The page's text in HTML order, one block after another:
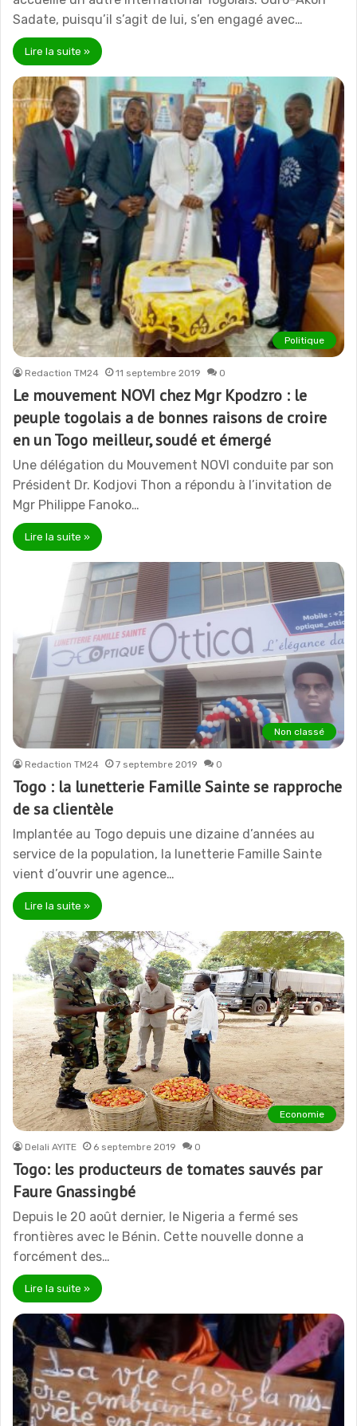
Sadate, puisqu’il s’agit de lui, s’en engagé avec…
Lire la suite »
Politique
Redaction TM24 11 septembre 2019 0
Le mouvement NOVI chez Mgr Kpodzro : le
peuple togolais a de bonnes raisons de croire
en un Togo meilleur, soudé et émergé
Une délégation du Mouvement NOVI conduite par son
Président Dr. Kodjovi Thon a répondu à l’invitation de
Mgr Philippe Fanoko…
Lire la suite »
Non classé
Redaction TM24 7 septembre 2019 0
Togo : la lunetterie Famille Sainte se rapproche
de sa clientèle
Implantée au Togo depuis une dizaine d’années au
service de la population, la lunetterie Famille Sainte
vient d’ouvrir une agence…
Lire la suite »
Economie
Delali AYITE 6 septembre 2019 0
Togo: les producteurs de tomates sauvés par
Faure Gnassingbé
Depuis le 20 août dernier, le Nigeria a fermé ses
frontières avec le Bénin. Cette nouvelle donne a
forcément des…
Lire la suite »